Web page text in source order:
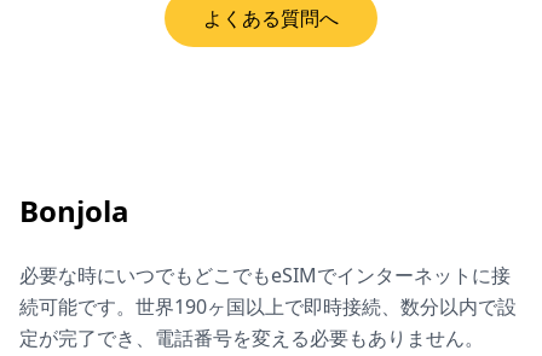
よくある質問へ
Bonjola
必要な時にいつでもどこでもeSIMでインターネットに接
続可能です。世界190ヶ国以上で即時接続、数分以内で設
定が完了でき、電話番号を変える必要もありません。